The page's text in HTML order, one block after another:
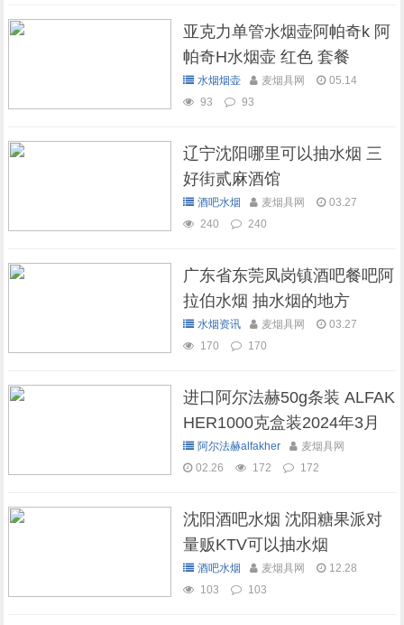
亚克力单管水烟壶阿帕奇k 阿
帕奇H水烟壶 红色 套餐
水烟烟壶 麦烟具网
05.14
93
93
辽宁沈阳哪里可以抽水烟 三
好街贰麻酒馆
酒吧水烟 麦烟具网
03.27
240
240
广东省东莞凤岗镇酒吧餐吧阿
拉伯水烟 抽水烟的地方
水烟资讯 麦烟具网
03.27
170
170
进口阿尔法赫50g条装 ALFAK
HER1000克盒装2024年3月
现货库存
阿尔法赫alfakher
麦烟具网
02.26
172 172
沈阳酒吧水烟 沈阳糖果派对
量贩KTV可以抽水烟
酒吧水烟 麦烟具网
12.28
103
103